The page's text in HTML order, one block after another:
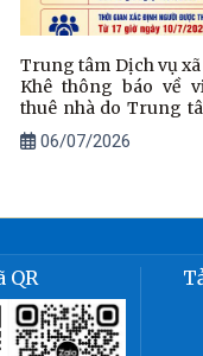
Trung tâm Dịch vụ
Khê thông báo về
thuê nhà do Trung
lý, khai thác lần 2
06/07/2026
QR